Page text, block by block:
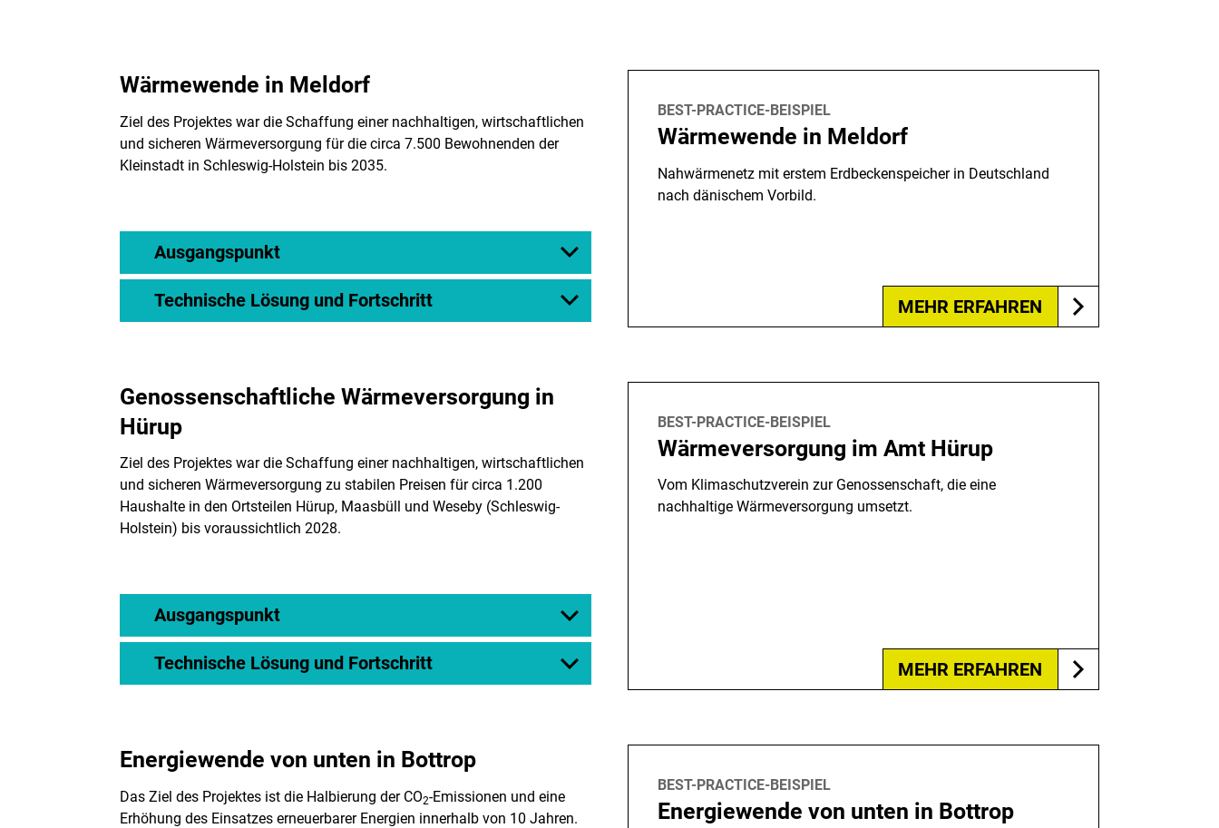
Wärmewende in Meldorf
Ziel des Projektes war die Schaffung einer nachhaltigen, wirtschaftlichen
und sicheren Wärmeversorgung für die circa 7.500 Bewohnenden der
Kleinstadt in Schleswig-Holstein bis 2035.
Ausgangspunkt
Technische Lösung und Fortschritt
BEST-PRACTICE-BEISPIEL
Wärmewende in Meldorf
Nahwärmenetz mit erstem Erdbeckenspeicher in Deutschland
nach dänischem Vorbild.
MEHR ERFAHREN
Genossenschaftliche Wärmeversorgung in
Hürup
Ziel des Projektes war die Schaffung einer nachhaltigen, wirtschaftlichen
und sicheren Wärmeversorgung zu stabilen Preisen für circa 1.200
Haushalte in den Ortsteilen Hürup, Maasbüll und Weseby (Schleswig-
Holstein) bis voraussichtlich 2028.
Ausgangspunkt
Technische Lösung und Fortschritt
BEST-PRACTICE-BEISPIEL
Wärmeversorgung im Amt Hürup
Vom Klimaschutzverein zur Genossenschaft, die eine
nachhaltige Wärmeversorgung umsetzt.
MEHR ERFAHREN
Energiewende von unten in Bottrop
Das Ziel des Projektes ist die Halbierung der CO2-Emissionen und eine
Erhöhung des Einsatzes erneuerbarer Energien innerhalb von 10 Jahren.
BEST-PRACTICE-BEISPIEL
Energiewende von unten in Bottrop